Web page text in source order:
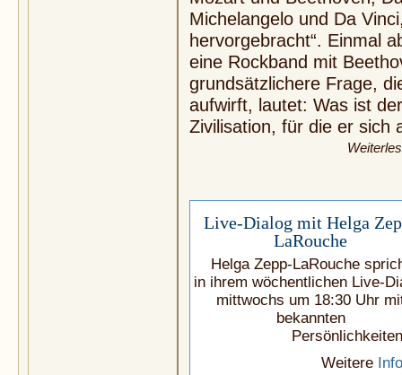
Michelangelo und Da
hervorgebracht“. Einmal
eine Rockband mit
grundsätzlichere Frage,
aufwirft, lautet: Was ist
Zivilisation, für die er sich
Live-Dialog mit Helga
LaRouche
Helga Zepp-LaRouche
in ihrem wöchentlichen Live-
mittwochs um 18:30 Uhr
bekannten
Weitere